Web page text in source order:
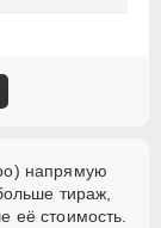
напрямую
тираж,
её стоимость.